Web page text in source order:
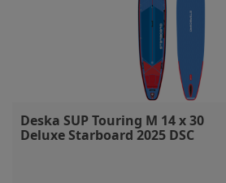
Deska SUP Touring M 14 x 30
Deluxe Starboard 2025 DSC